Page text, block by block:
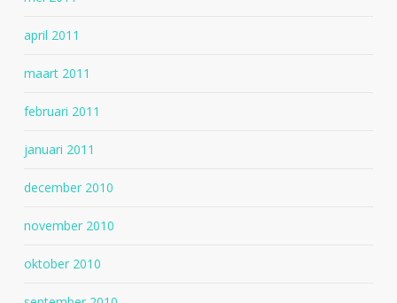
april 2011
maart 2011
februari 2011
januari 2011
december 2010
november 2010
oktober 2010